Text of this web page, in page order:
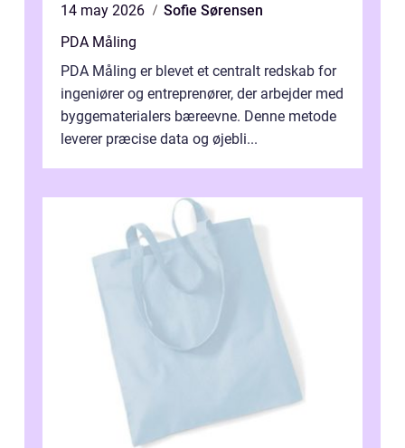
14 may 2026
Sofie Sørensen
PDA Måling
PDA Måling er blevet et centralt redskab for
ingeniører og entreprenører, der arbejder med
byggematerialers bæreevne. Denne metode
leverer præcise data og øjebli...